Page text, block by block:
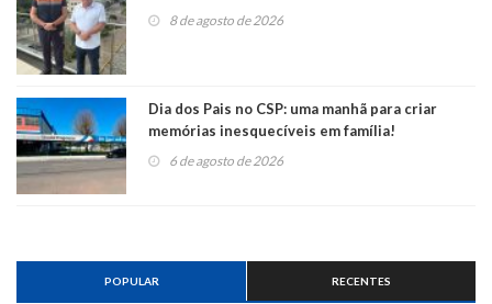
8 de agosto de 2026
Dia dos Pais no CSP: uma manhã para criar
memórias inesquecíveis em família!
6 de agosto de 2026
POPULAR RECENTES